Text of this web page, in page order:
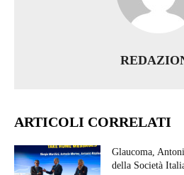
ARTICOLI CORRELATI
Glaucoma,
della Società